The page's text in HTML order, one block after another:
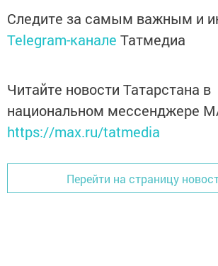
Следите за самым важным и
Telegram-канале Татмедиа
Читайте новости Татарстана в
национальном мессенджере
https://max.ru/tatmedia
Перейти на страницу